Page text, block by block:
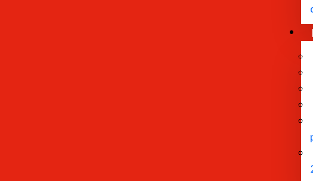
wskazanie dogodnej formy udostępnienia informacji, jeśli
Na niedotrzymanie tych terminów oraz na odmowę realizacji
Adres: Biuro Rzecznika Praw Obywatelskich al. Solidarności 77